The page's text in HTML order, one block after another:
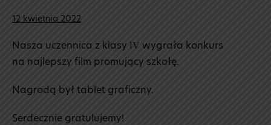
12 kwietnia 2022
Nasza uczennica z klasy IV wygrała konkurs
na najlepszy film promujący szkołę.
Nagrodą był tablet graficzny.
Serdecznie gratulujemy!